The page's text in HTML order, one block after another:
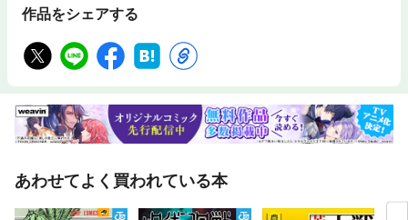
作品をシェアする
あわせてよく買われている本